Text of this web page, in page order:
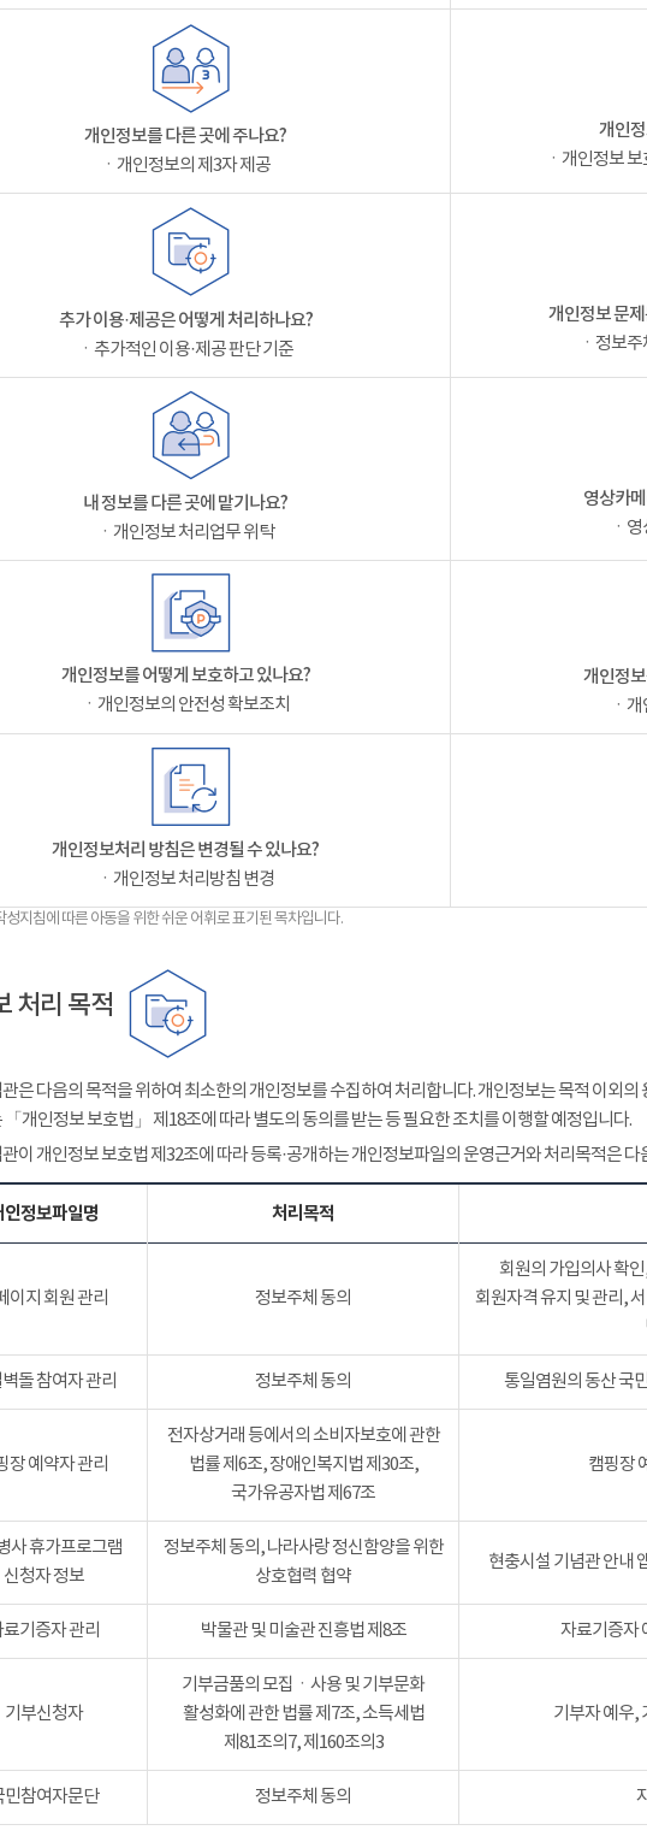
개인정보를 다른 곳에 주나요?
ㆍ개인정보의 제3자 제공
개인
ㆍ개인정보
추가 이용·제공은 어떻게 처리하나요?
ㆍ추가적인 이용·제공 판단 기준
개인정보 문
ㆍ정보
내 정보를 다른 곳에 맡기나요?
ㆍ개인정보 처리업무 위탁
영상카
ㆍ
개인정보를 어떻게 보호하고 있나요?
ㆍ개인정보의 안전성 확보조치
개인정
ㆍ
개인정보처리 방침은 변경될 수 있나요?
ㆍ개인정보 처리방침 변경
지침에 따른 아동을 위한 쉬운 어휘로 표기된 목차입니다.
처리 목적
은 다음의 목적을 위하여 최소한의 개인정보를 수집하여 처리합니다. 개인정보는 목적 이외
「개인정보 보호법」 제18조에 따라 별도의 동의를 받는 등 필요한 조치를 이행할 예정입니다.
이 개인정보 보호법 제32조에 따라 등록·공개하는 개인정보파일의 운영근거와 처리목적은 다
인정보파일명 처리목적
이지 회원 관리 정보주체 동의
회원의 가입의사 확
회원자격 유지 및 관리,
돌 참여자 관리 정보주체 동의 통일염원의 동산 국
장 예약자 관리
전자상거래 등에서의 소비자보호에 관한
법률 제6조, 장애인복지법 제30조,
국가유공자법 제67조
캠핑장
사 휴가프로그램
신청자 정보
정보주체 동의, 나라사랑 정신함양을 위한
상호협력 협약
현충시설 기념관 안내
기증자 관리 박물관 및 미술관 진흥법 제8조 자료기증자
기부신청자
기부금품의 모집ㆍ사용 및 기부문화
활성화에 관한 법률 제7조, 소득세법
제81조의7, 제160조의3
기부자 예우,
민참여자문단 정보주체 동의